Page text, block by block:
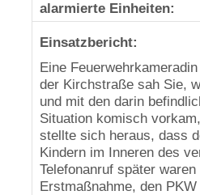
alarmierte Einheiten:
Einsatzbericht:
Eine
der Kirchstraße sah Sie,
und mit den darin
Situation komisch
stellte sich heraus, dass
Kindern im Inneren des
Telefonanruf später
Erstmaßnahme, den